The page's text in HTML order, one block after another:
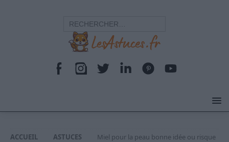
ACCUEIL ASTUCES
Miel pour la peau bonne idée ou risque